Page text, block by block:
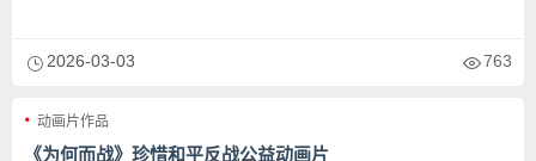
2026-03-03 763
动画片作品
《为何而战》珍惜和平反战公益动画片